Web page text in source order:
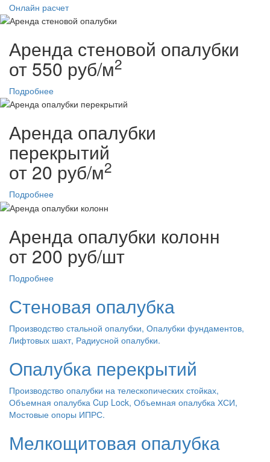
Онлайн расчет
Аренда стеновой опалубки
от 550 руб/м2
Подробнее
Аренда опалубки
перекрытий
от 20 руб/м2
Подробнее
Аренда опалубки колонн
от 200 руб/шт
Подробнее
Стеновая опалубка
Производство стальной опалубки, Опалубки фундаментов,
Лифтовых шахт, Радиусной опалубки.
Опалубка перекрытий
Производство опалубки на телескопических стойках,
Объемная опалубка Cup Lock, Объемная опалубка ХСИ,
Мостовые опоры ИПРС.
Мелкощитовая опалубка